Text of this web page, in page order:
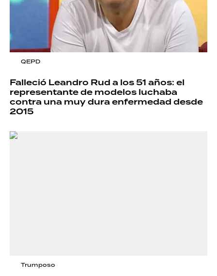
QEPD
Falleció Leandro Rud a los 51 años: el
representante de modelos luchaba
contra una muy dura enfermedad desde
2015
Trumposo